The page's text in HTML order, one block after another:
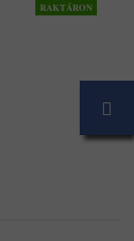
RAKTÁRON